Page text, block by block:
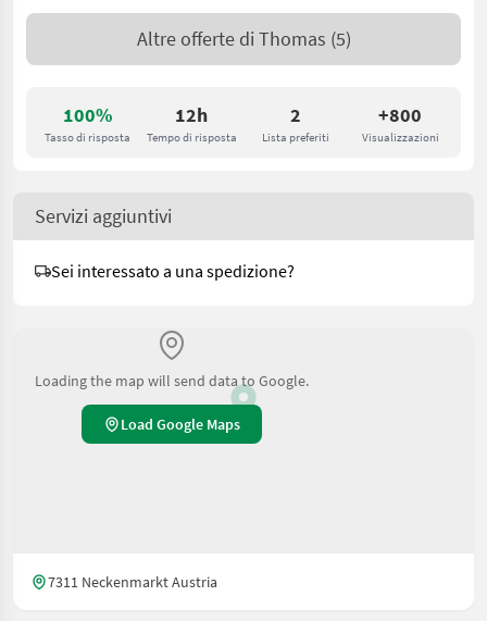
100%
Tasso di risposta
12h
Tempo di risposta
2
Lista preferiti
+800
Visualizzazioni
Altre offerte di Thomas (5)
Servizi aggiuntivi
Sei interessato a una spedizione?
Loading the map will send data to Google.
Load Google Maps
7311 Neckenmarkt Austria